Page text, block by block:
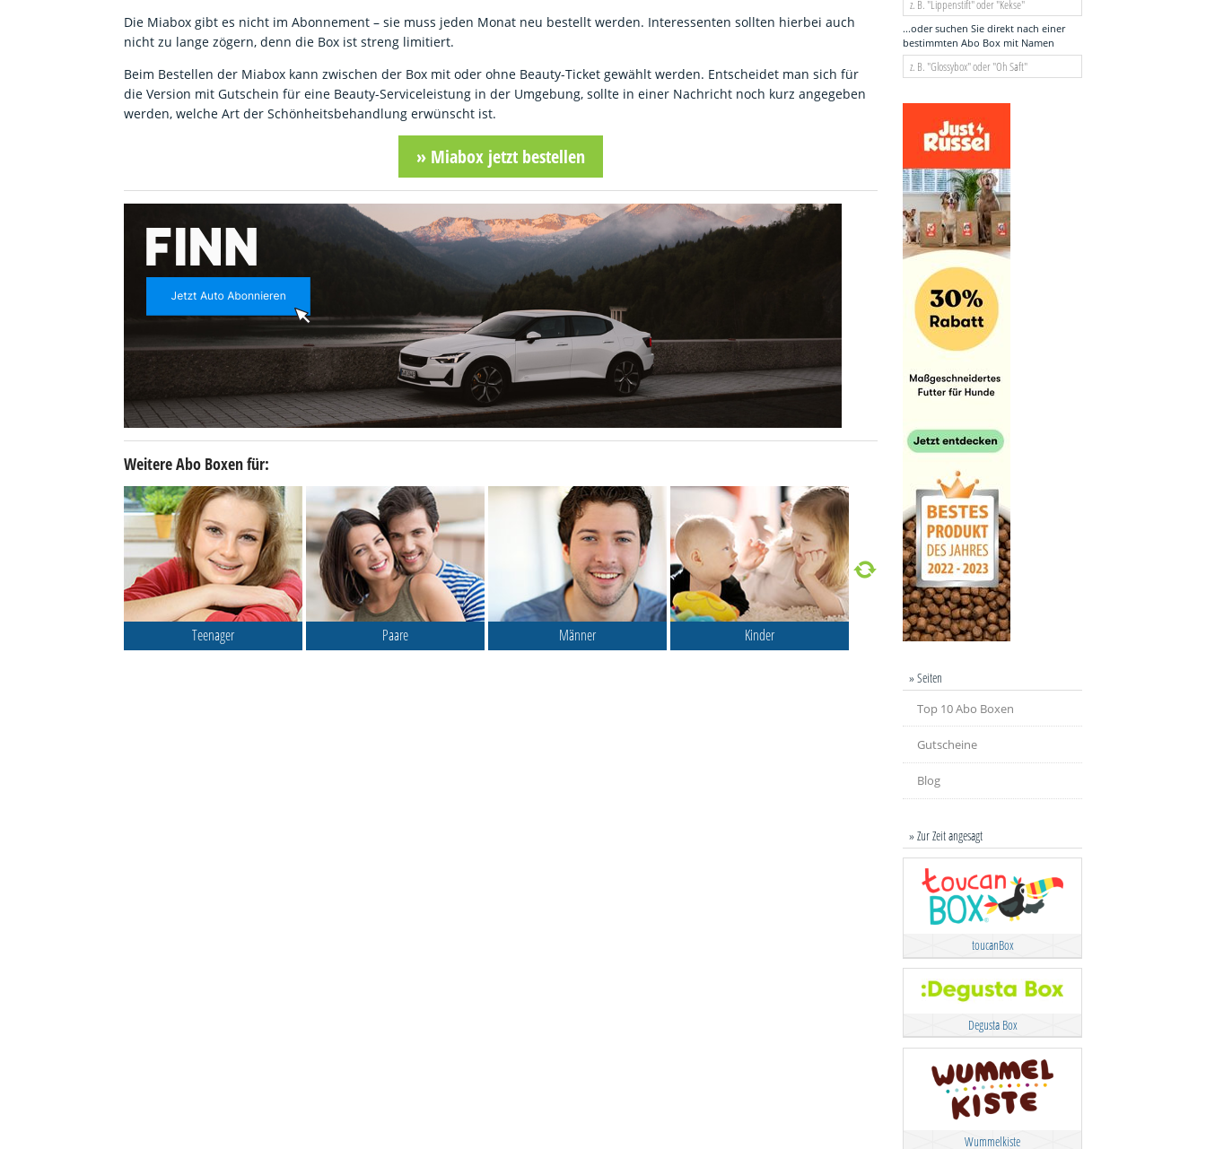
Die Miabox gibt es nicht im Abonnement – sie muss jeden Monat neu bestellt werden. Interessenten sollten hierbei auch
nicht zu lange zögern, denn die Box ist streng limitiert.
Beim Bestellen der Miabox kann zwischen der Box mit oder ohne Beauty-Ticket gewählt werden. Entscheidet man sich für
die Version mit Gutschein für eine Beauty-Serviceleistung in der Umgebung, sollte in einer Nachricht noch kurz angegeben
werden, welche Art der Schönheitsbehandlung erwünscht ist.
» Miabox jetzt bestellen
Weitere Abo Boxen für:
Teenager Paare Männer Kinder
...oder suchen Sie direkt nach einer
bestimmten Abo Box mit Namen
» Seiten
Top 10 Abo Boxen
Gutscheine
Blog
» Zur Zeit angesagt
toucanBox
Degusta Box
Wummelkiste